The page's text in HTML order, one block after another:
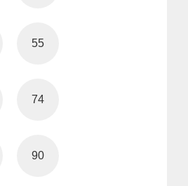
55
74
90